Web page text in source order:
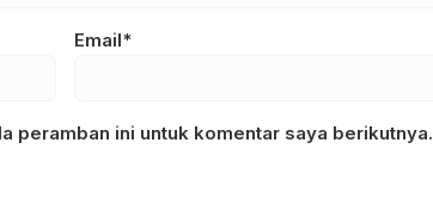
Email*
peramban ini untuk komentar saya berikutnya.